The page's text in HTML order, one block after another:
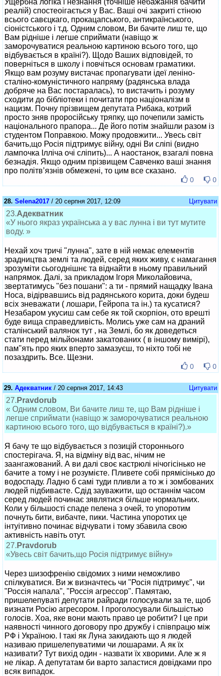
Ущербна логіка і незнання (точніше небажання бачити
реалій) спостеоігається у Вас. Ваші очі закриті стіною
всього савєцкаго, прокацапського, антикраїнського,
сіоністського і т.д. Одним словом, Ви бачите лиш те, що
Вам рідніше і легше сприймати (навіщо ж
заморочуватися реальною картиною всього того, що
відбувається в країні?). Щодо Ваших відповідей, то
поверніться в школу і повчіться основам граматики.
Якщо вам розуму вистачає пропагувати ідеї леніно-
сталіно-комуністичного напряму (радянська влада
добряче на Вас постаралась), то вистачить і розуму
сходити до бібліотеки і почитати про націоналізм в
нацизм. Почну прізвищем депутата Рибака, котрий
просто зняв проросійську тряпку, що почепили замість
національного прапора... Де його потім знайшли разом із
студентом Поправкою. Можу продовжити... Увесь світ
бачить,що Росія підтримує війну, одні Ви сліпі (видно
лампочка Ілліча очі сліпить)... А наостанок, взагалі повна
безнадія. Якщо одним прізвищем Савченко ваші знання
про політв’язнів обмежені, то цим все сказано.
0 0
28. Selena2017 / 20 серпня 2017, 12:09 Цитувати
23.Адекватник
«У нього якраз українська а у вас лунна і ви тут мутите
воду. »
Нехай хоч тричі "лунна", зате в ній немає елементів
зрадництва землі та людей, серед яких живу, є намагання
зрозуміти сьогоднішнє та віднайти в ньому правильний
напрямок. Далі, за прикладом Ігоря Миколайовича,
звертатимусь "без пошани": а ти - прямий нащадку Івана
Носа, відірвавшись від радянського корита, доки будеш
всіх зневажати ( лошари, Гейропа та ін.) та кусатися?
Незабаром укусиш сам себе як той скорпіон, ото врешті
буде вища справедливість. Молись уже сам на драний
сталінський валянок тут , на Землі, бо як доведеться
стати перед мільйонами закатованих ( в іншому вимірі),
пам"ять про яких вперто замазуєш, то ніхто тобі не
позаздрить. Все. Щезни.
0 0
29. Адекватник / 20 серпня 2017, 14:43 Цитувати
27. Pravdorub
« Одним словом, Ви бачите лиш те, що Вам рідніше і
легше сприймати (навіщо ж заморочуватися реальною
картиною всього того, що відбувається в країні?).»
Я бачу те що відбувається з позицій стороннього
спостерігача. Я, на відміну від вас, нічим не
заангажований. А ви далі своє кастрюлі нічогісінько не
бачите а тому і не розумієте. Пливете собі прямісінько до
водоспаду. Ладно б самі туди пливли а то ж і зомбованих
людей підбиваєте. Сдід зауважити, що останнім часом
серед людей починає зявлятися більше нормальних.
Коли у більшості спаде пелена з очей, то упоротим
почнуть бити, вибачте, пики. Частина упоротих це
інтуітивно починає відчувати і тому збавила свою
активність навіть отут.
27. Pravdorub
«Увесь світ бачить,що Росія підтримує війну»
Через шизофренію свідомих з ними неможливо
спілкуватися. Ви ж визначтесь чи "Росія підтримує", чи
"Россія напала", "Россія агрессор". Памятаю,
пришелепуваті депутати райради голосували за те, щоб
визнати Росію агресором. І проголосували більшістью
голосів. Хоа, яке вони мають право це робити? І це при
наявності чинного договору про дружбу і співпрацю між
РФ і Україною. І такі як Луна закидають що я людей
називаю пришелепуватими чи лошарами. А як їх
називати? Тут вихід один - назвати їх хворими. Але ж я
не лікар. А депутатам би варто запастися довідками про
всяк випадок.